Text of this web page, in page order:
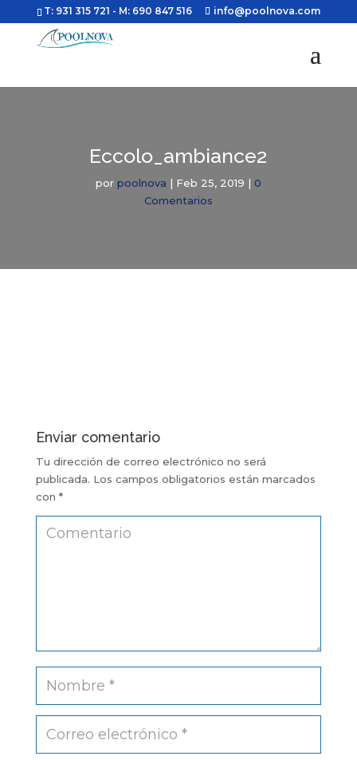
T: 931 315 721 - M: 690 847 516 info@poolnova.com
Eccolo_ambiance2
por poolnova | Feb 25, 2019 | 0
Comentarios
Enviar comentario
Tu dirección de correo electrónico no será
publicada. Los campos obligatorios están marcados
con *